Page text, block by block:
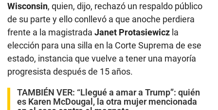
Wisconsin, quien, dijo, rechazó un respaldo público
de su parte y ello conllevó a que anoche perdiera
frente a la magistrada Janet Protasiewicz la
elección para una silla en la Corte Suprema de ese
estado, instancia que vuelve a tener una mayoría
progresista después de 15 años.
TAMBIÉN VER: “Llegué a amar a Trump”: quién
es Karen McDougal, la otra mujer mencionada